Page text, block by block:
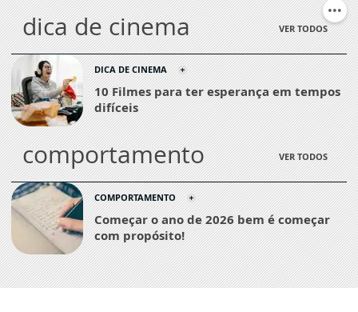
dica de cinema VER TODOS
DICA DE CINEMA
10 Filmes para ter esperança em tempos
difíceis
comportamento VER TODOS
COMPORTAMENTO
Começar o ano de 2026 bem é começar
com propósito!